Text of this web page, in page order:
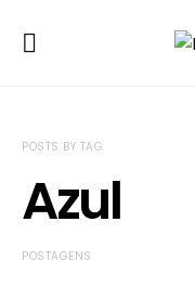
POSTS BY TAG
Azul
POSTAGENS